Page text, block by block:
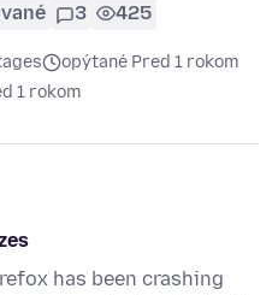
3 425
opýtané Pred 1 rokom
1 rokom
has been crashing